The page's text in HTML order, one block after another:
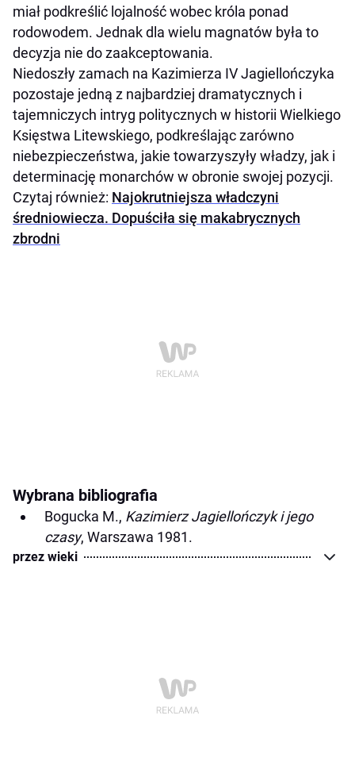
miał podkreślić lojalność wobec króla ponad
rodowodem. Jednak dla wielu magnatów była to
decyzja nie do zaakceptowania.
Niedoszły zamach na Kazimierza IV Jagiellończyka
pozostaje jedną z najbardziej dramatycznych i
tajemniczych intryg politycznych w historii Wielkiego
Księstwa Litewskiego, podkreślając zarówno
niebezpieczeństwa, jakie towarzyszyły władzy, jak i
determinację monarchów w obronie swojej pozycji.
Czytaj również: Najokrutniejsza władczyni
średniowiecza. Dopuściła się makabrycznych
zbrodni
Wybrana bibliografia
Bogucka M., Kazimierz Jagiellończyk i jego
czasy, Warszawa 1981.
przez wieki